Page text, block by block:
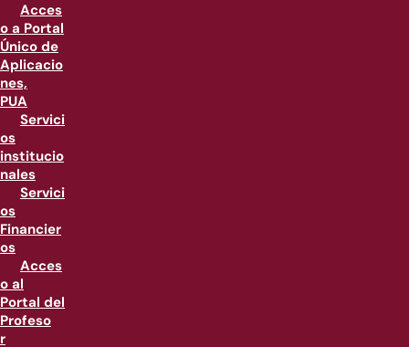
Acces
o a Portal
Único de
Aplicacio
nes,
PUA
Servici
os
institucio
nales
Servici
os
Financier
os
Acces
o al
Portal del
Profeso
r